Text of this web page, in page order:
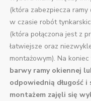
(która zabezpiecza
w czasie robót
(która połączona jest z
łatwiejsze oraz
montażowym). Na
barwy ramy okiennej
odpowiednią długość
montażem zajęli się